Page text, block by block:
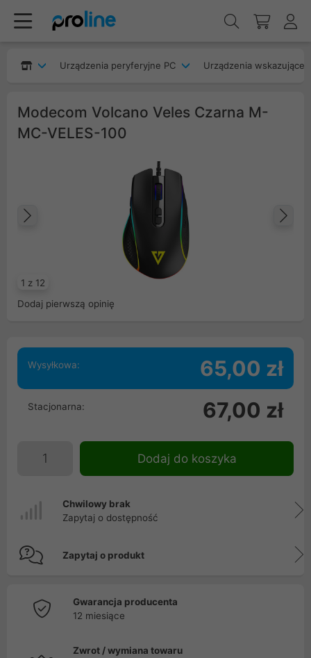
Urządzenia peryferyjne PC Urządzenia wskazujące
Modecom Volcano Veles Czarna M-
MC-VELES-100
1 z 12
Poprzedni
Dodaj pierwszą opinię
Wysyłkowa: 65,00 zł
Stacjonarna: 67,00 zł
Dodaj do koszyka
Chwilowy brak
Zapytaj o dostępność
Zapytaj o produkt
Gwarancja producenta
12 miesiące
Zwrot / wymiana towaru